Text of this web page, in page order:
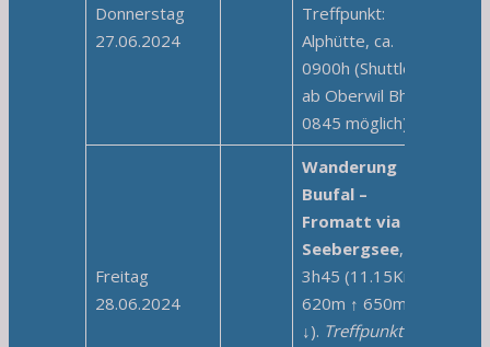
Donnerstag
27.06.2024
Treffpunkt:
Alphütte, ca.
0900h (Shuttle
ab Oberwil Bhf
0845 möglich)
Freitag
28.06.2024
Wanderung
Buufal –
Fromatt via
Seebergsee,
3h45 (11.15Km,
620m ↑ 650m
↓). Treffpunkt